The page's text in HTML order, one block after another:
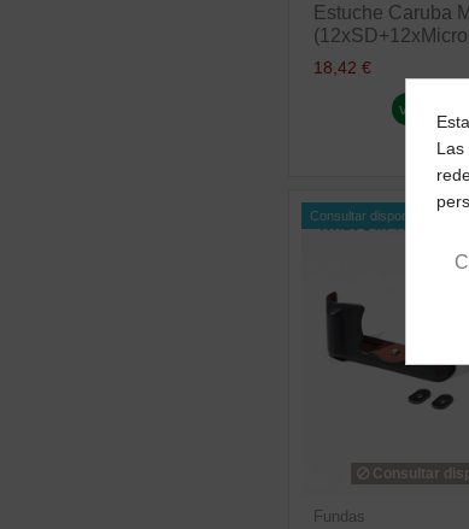
Estuche Caruba
18,42 €
ver
Consultar disponibilidad
Consultar
Fundas
Las